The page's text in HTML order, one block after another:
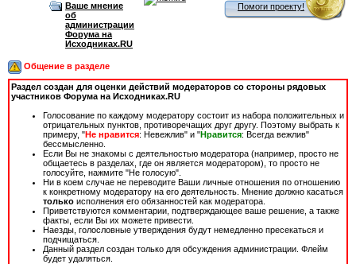
Ваше мнение
об
администрации
Форума на
Исходниках.RU
Помоги проекту!
Общение в разделе
Раздел создан для оценки действий модераторов со стороны рядовых
участников Форума на Исходниках.RU
Голосование по каждому модератору состоит из набора положительных и
отрицательных пунктов, противоречащих друг другу. Поэтому выбрать к
примеру, "Не нравится: Невежлив" и "Нравится: Всегда вежлив"
бессмысленно.
Если Вы не знакомы с деятельностью модератора (например, просто не
общаетесь в разделах, где он является модератором), то просто не
голосуйте, нажмите "Не голосую".
Ни в коем случае не переводите Ваши личные отношения по отношению
к конкретному модератору на его деятельность. Мнение должно касаться
только исполнения его обязанностей как модератора.
Приветствуются комментарии, подтверждающее ваше решение, а также
факты, если Вы их можете привести.
Наезды, голословные утверждения будут немедленно пресекаться и
подчищаться.
Данный раздел создан только для обсуждения администрации. Флейм
будет удаляться.